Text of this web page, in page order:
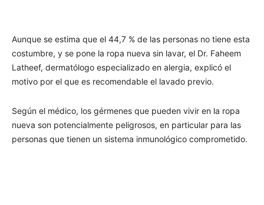
Aunque se estima que el 44,7 % de las personas no tiene esta
costumbre, y se pone la ropa nueva sin lavar, el Dr. Faheem
Latheef, dermatólogo especializado en alergia, explicó el
motivo por el que es recomendable el lavado previo.
Según el médico, los gérmenes que pueden vivir en la ropa
nueva son potencialmente peligrosos, en particular para las
personas que tienen un sistema inmunológico comprometido.